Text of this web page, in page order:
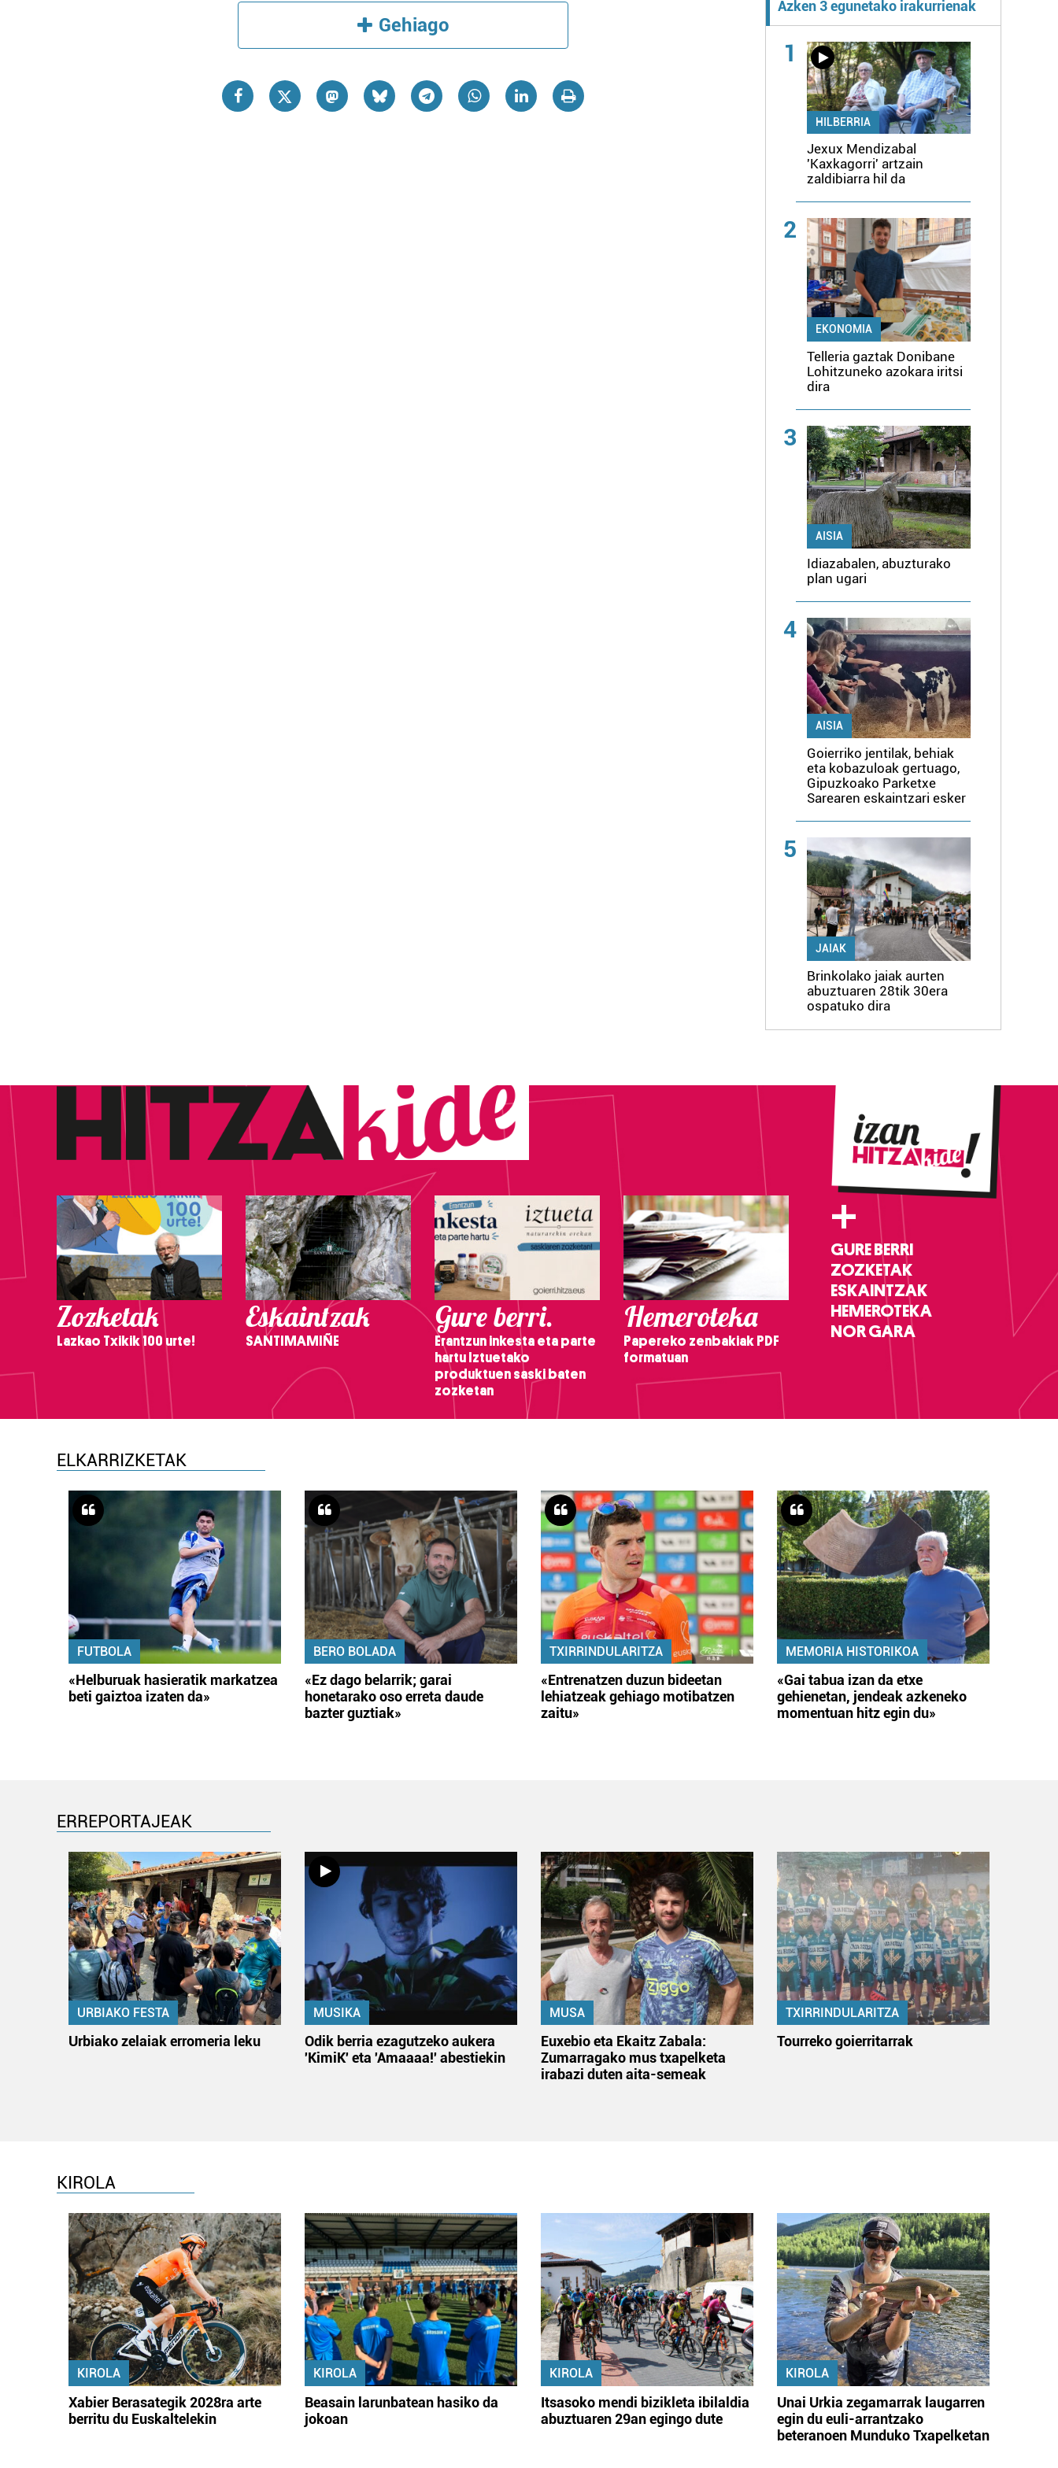
Gehiago
Azken 3 egunetako irakurrienak
1
HILBERRIA
Jexux Mendizabal
'Kaxkagorri' artzain
zaldibiarra hil da
2
EKONOMIA
Telleria gaztak Donibane
Lohitzuneko azokara iritsi
dira
3
AISIA
Idiazabalen, abuzturako
plan ugari
4
AISIA
Goierriko jentilak, behiak
eta kobazuloak gertuago,
Gipuzkoako Parketxe
Sarearen eskaintzari esker
5
JAIAK
Brinkolako jaiak aurten
abuztuaren 28tik 30era
ospatuko dira
Zozketak
Lazkao Txikik 100 urte!
Eskaintzak
SANTIMAMIÑE
Gure berri.
Erantzun inkesta eta parte
hartu Iztuetako
produktuen saski baten
zozketan
Hemeroteka
Papereko zenbakiak PDF
formatuan
+
GURE BERRI
ZOZKETAK
ESKAINTZAK
HEMEROTEKA
NOR GARA
ELKARRIZKETAK
FUTBOLA
«Helburuak hasieratik markatzea
beti gaiztoa izaten da»
BERO BOLADA
«Ez dago belarrik; garai
honetarako oso erreta daude
bazter guztiak»
TXIRRINDULARITZA
«Entrenatzen duzun bideetan
lehiatzeak gehiago motibatzen
zaitu»
MEMORIA HISTORIKOA
«Gai tabua izan da etxe
gehienetan, jendeak azkeneko
momentuan hitz egin du»
ERREPORTAJEAK
URBIAKO FESTA
Urbiako zelaiak erromeria leku
MUSIKA
Odik berria ezagutzeko aukera
'KimiK' eta 'Amaaaa!' abestiekin
MUSA
Euxebio eta Ekaitz Zabala:
Zumarragako mus txapelketa
irabazi duten aita-semeak
TXIRRINDULARITZA
Tourreko goierritarrak
KIROLA
KIROLA
Xabier Berasategik 2028ra arte
berritu du Euskaltelekin
KIROLA
Beasain larunbatean hasiko da
jokoan
KIROLA
Itsasoko mendi bizikleta ibilaldia
abuztuaren 29an egingo dute
KIROLA
Unai Urkia zegamarrak laugarren
egin du euli-arrantzako
beteranoen Munduko Txapelketan